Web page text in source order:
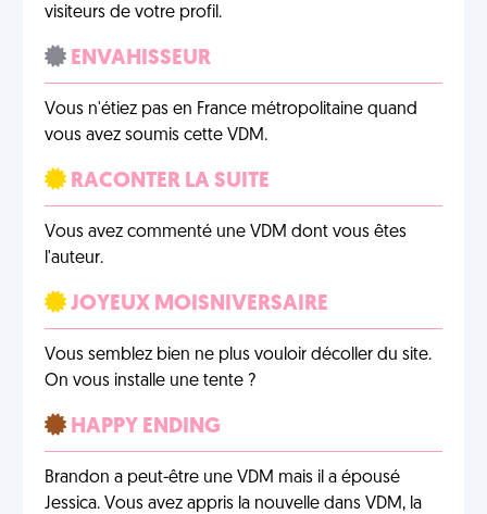
visiteurs de votre profil.
ENVAHISSEUR
Vous n'étiez pas en France métropolitaine quand
vous avez soumis cette VDM.
RACONTER LA SUITE
Vous avez commenté une VDM dont vous êtes
l'auteur.
JOYEUX MOISNIVERSAIRE
Vous semblez bien ne plus vouloir décoller du site.
On vous installe une tente ?
HAPPY ENDING
Brandon a peut-être une VDM mais il a épousé
Jessica. Vous avez appris la nouvelle dans VDM, la